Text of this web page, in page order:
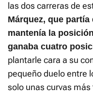
las dos carreras de
Márquez, que
mantenía la
ganaba cuatro
plantarle cara a su
pequeño duelo entre
solo unas curvas